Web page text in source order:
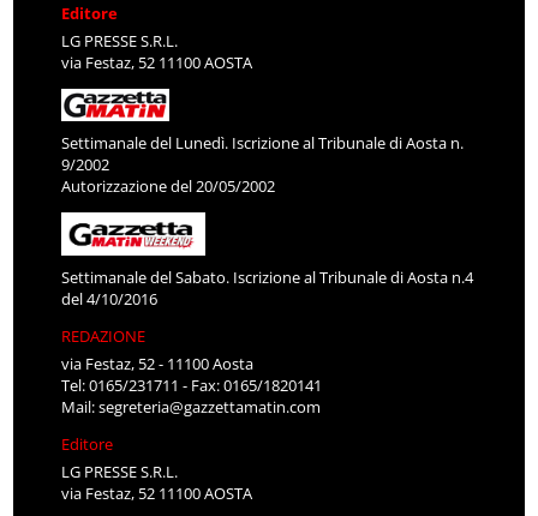
Editore
LG PRESSE S.R.L.
via Festaz, 52 11100 AOSTA
Settimanale del Lunedì. Iscrizione al Tribunale di Aosta n.
9/2002
Autorizzazione del 20/05/2002
Settimanale del Sabato. Iscrizione al Tribunale di Aosta n.4
del 4/10/2016
REDAZIONE
via Festaz, 52 - 11100 Aosta
Tel: 0165/231711 - Fax: 0165/1820141
Mail:segreteria@gazzettamatin.com
Editore
LG PRESSE S.R.L.
via Festaz, 52 11100 AOSTA